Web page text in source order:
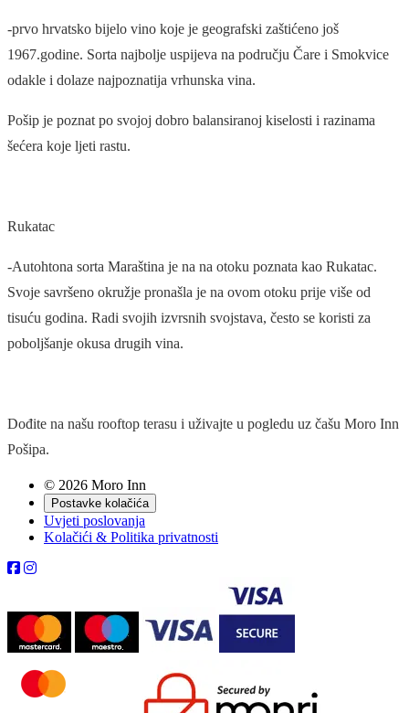
-prvo hrvatsko bijelo vino koje je geografski zaštićeno još
1967.godine. Sorta najbolje uspijeva na području Čare i Smokvice
odakle i dolaze najpoznatija vrhunska vina.
Pošip je poznat po svojoj dobro balansiranoj kiselosti i razinama
šećera koje ljeti rastu.
Rukatac
-Autohtona sorta Maraština je na na otoku poznata kao Rukatac.
Svoje savršeno okružje pronašla je na ovom otoku prije više od
tisuću godina. Radi svojih izvrsnih svojstava, često se koristi za
poboljšanje okusa drugih vina.
Dođite na našu rooftop terasu i uživajte u pogledu uz čašu Moro Inn
Pošipa.
© 2026 Moro Inn
Postavke kolačića
Uvjeti poslovanja
Kolačići & Politika privatnosti